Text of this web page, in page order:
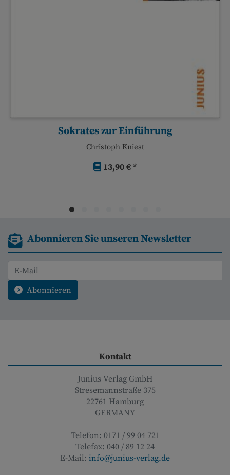
Sokrates zur Einführung
Christoph Kniest
13,90 € *
Abonnieren Sie unseren Newsletter
Abonnieren
Kontakt
Junius Verlag GmbH
Stresemannstraße 375
22761 Hamburg
GERMANY
Telefon: 0171 / 99 04 721
Telefax: 040 / 89 12 24
E-Mail: info@junius-verlag.de